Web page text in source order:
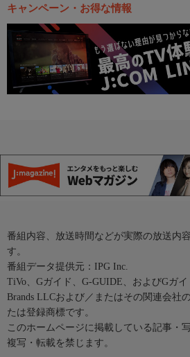
キャンペーン・お得な情報
番組内容、放送時間などが実際の放送内
す。
番組データ提供元：IPG Inc.
TiVo、Gガイド、G-GUIDE、およびGガ
Brands LLCおよび／またはその関連会社
たは登録商標です。
このホームページに掲載している記事・
複写・転載を禁じます。